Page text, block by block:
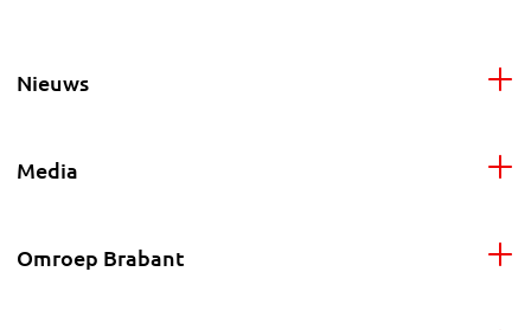
Nieuws
Media
Omroep Brabant